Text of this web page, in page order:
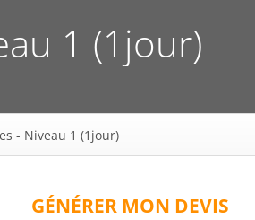
1 (1jour)
- Niveau 1 (1jour)
GÉNÉRER MON DEVIS